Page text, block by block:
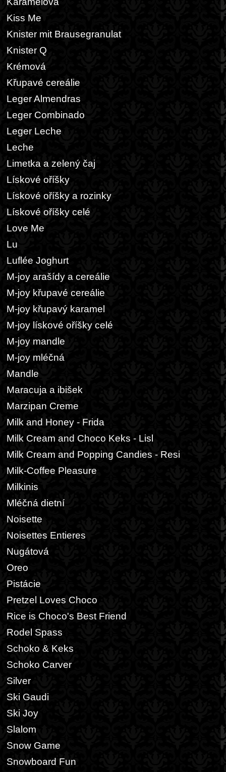
Kiss Me
Knister mit Brausegranulat
Knister Q
Krémová
Křupavé cereálie
Leger Almendras
Leger Combinado
Leger Leche
Leche
Limetka a zelený čaj
Lískové oříšky
Lískové oříšky a rozinky
Lískové oříšky celé
Love Me
Lu
Luflée Joghurt
M-joy arašídy a cereálie
M-joy křupavé cereálie
M-joy křupavý karamel
M-joy lískové oříšky celé
M-joy mandle
M-joy mléčná
Mandle
Maracuja a ibišek
Marzipan Creme
Milk and Honey - Frida
Milk Cream and Choco Keks - Lisl
Milk Cream and Popping Candies - Resi
Milk-Coffee Pleasure
Milkinis
Mléčná dietní
Noisette
Noisettes Entieres
Nugátová
Oreo
Pistácie
Pretzel Loves Choco
Rice is Choco's Best Friend
Rodel Spass
Schoko & Keks
Schoko Carver
Silver
Ski Gaudi
Ski Joy
Slalom
Snow Game
Snowboard Fun